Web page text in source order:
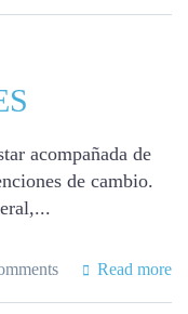
acompañada de
de cambio.
Read more